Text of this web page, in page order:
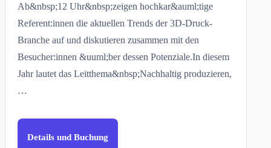
Ab&nbsp;12 Uhr&nbsp;zeigen hochkar&auml;tige
Referent:innen die aktuellen Trends der 3D-Druck-
Branche auf und diskutieren zusammen mit den
Besucher:innen &uuml;ber dessen Potenziale.In diesem
Jahr lautet das Leitthema&nbsp;Nachhaltig produzieren,
…
Details und Buchung